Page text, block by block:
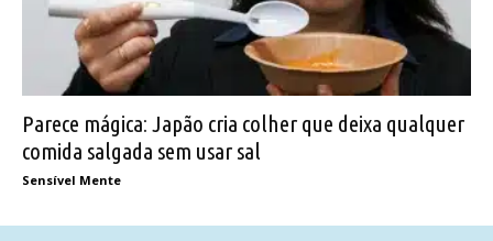
Parece mágica: Japão cria colher que deixa qualquer
comida salgada sem usar sal
Sensível Mente